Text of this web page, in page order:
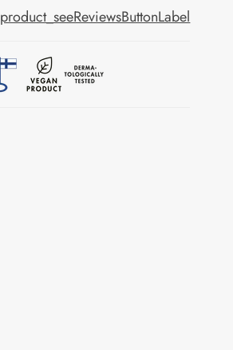
product_seeReviewsButtonLabel